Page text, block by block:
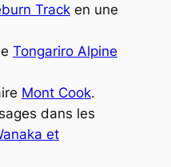
Tracken une
Tongariro Alpine
Mont Cook.
dans les
et